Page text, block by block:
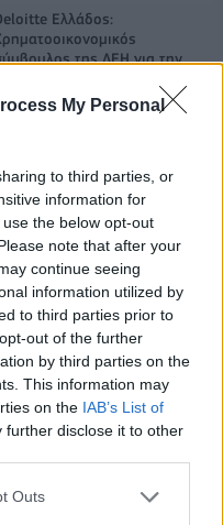
My Personal
to third parties, or
information for
the below opt-out
note that after your
continue seeing
information utilized by
to third parties prior to
out of the further
by third parties on the
This information may
on the IAB’s List of
further disclose it to other
Outs
Ελλάδος:
της ΔΕΗ για την
KG Mobility
και Novibet
μαζί: Ανανέωση της
συνεργασίας τους μέχρι το
διεθνή σειρά δεικτών